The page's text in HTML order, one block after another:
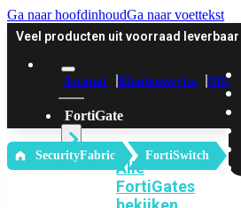
Ga naar hoofdinhoudGa naar voettekst
Veel producten uit voorraad leverbaar
Account Klantenservice Offerte
FortiGate
Alle
FortiGates
‎ SecurityFabric FortiSwitch